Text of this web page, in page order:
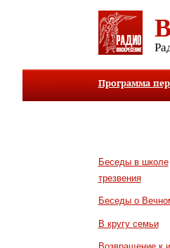
Программа
Беседы в школе
трезвения
Беседы о
В кругу семьи